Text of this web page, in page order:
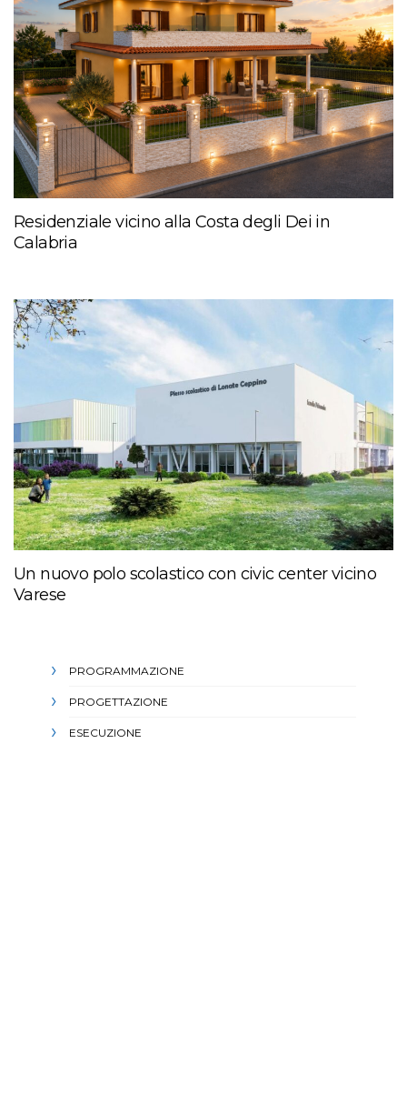
Residenziale vicino alla Costa degli Dei in
Calabria
Un nuovo polo scolastico con civic center vicino
Varese
PROGRAMMAZIONE
PROGETTAZIONE
ESECUZIONE